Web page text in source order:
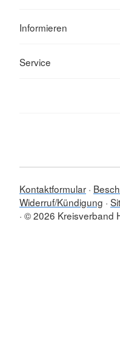
Informieren
Service
Kontaktformular
Widerruf/Kündigung
© 2026 Kreisverband